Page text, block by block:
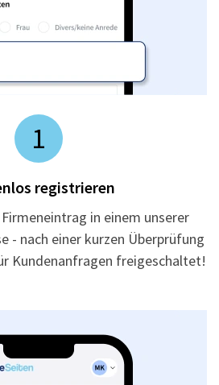
1
registrieren
in einem unserer
- nach einer kurzen Überprüfung
Kundenanfragen freigeschaltet!